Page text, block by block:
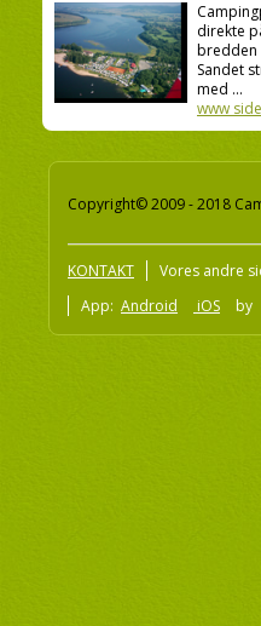
direkte
bredden
Sandet
med ...
www
Copyright© 2009 - 2018
KONTAKT Vores andre
App: Android iOS by